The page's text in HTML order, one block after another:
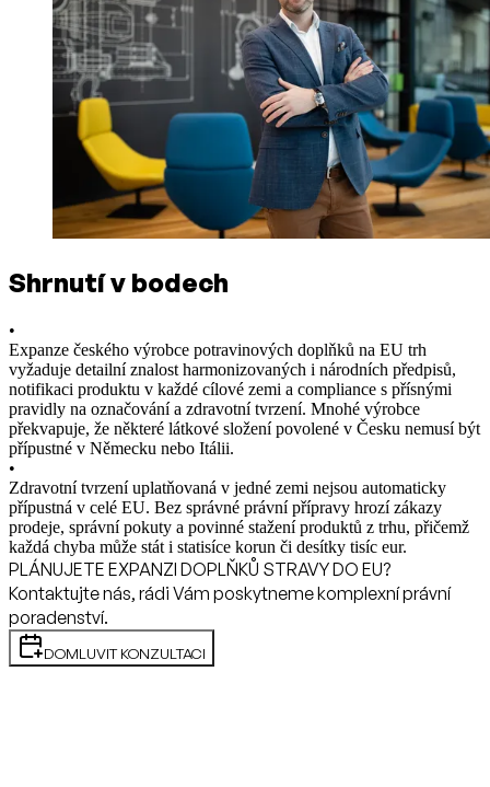
Shrnutí v bodech
•
Expanze českého výrobce potravinových doplňků na EU trh
vyžaduje detailní znalost harmonizovaných i národních předpisů,
notifikaci produktu v každé cílové zemi a compliance s přísnými
pravidly na označování a zdravotní tvrzení. Mnohé výrobce
překvapuje, že některé látkové složení povolené v Česku nemusí být
přípustné v Německu nebo Itálii.
•
Zdravotní tvrzení uplatňovaná v jedné zemi nejsou automaticky
přípustná v celé EU. Bez správné právní přípravy hrozí zákazy
prodeje, správní pokuty a povinné stažení produktů z trhu, přičemž
každá chyba může stát i statisíce korun či desítky tisíc eur.
PLÁNUJETE EXPANZI DOPLŇKŮ STRAVY DO EU?
Kontaktujte nás, rádi Vám poskytneme komplexní právní
poradenství.
DOMLUVIT KONZULTACI